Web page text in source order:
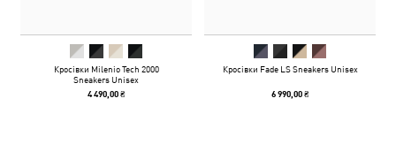
Кросівки Milenio Tech 2000
Sneakers Unisex
4 490,00 ₴
Кросівки Fade LS Sneakers Unisex
6 990,00 ₴